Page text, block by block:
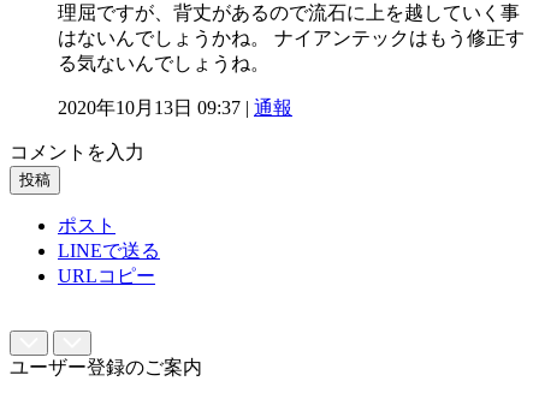
理屈ですが、背丈があるので流石に上を越していく事
はないんでしょうかね。 ナイアンテックはもう修正す
る気ないんでしょうね。
2020年10月13日 09:37 | 通報
コメントを入力
投稿
ポスト
LINEで送る
URLコピー
ユーザー登録のご案内